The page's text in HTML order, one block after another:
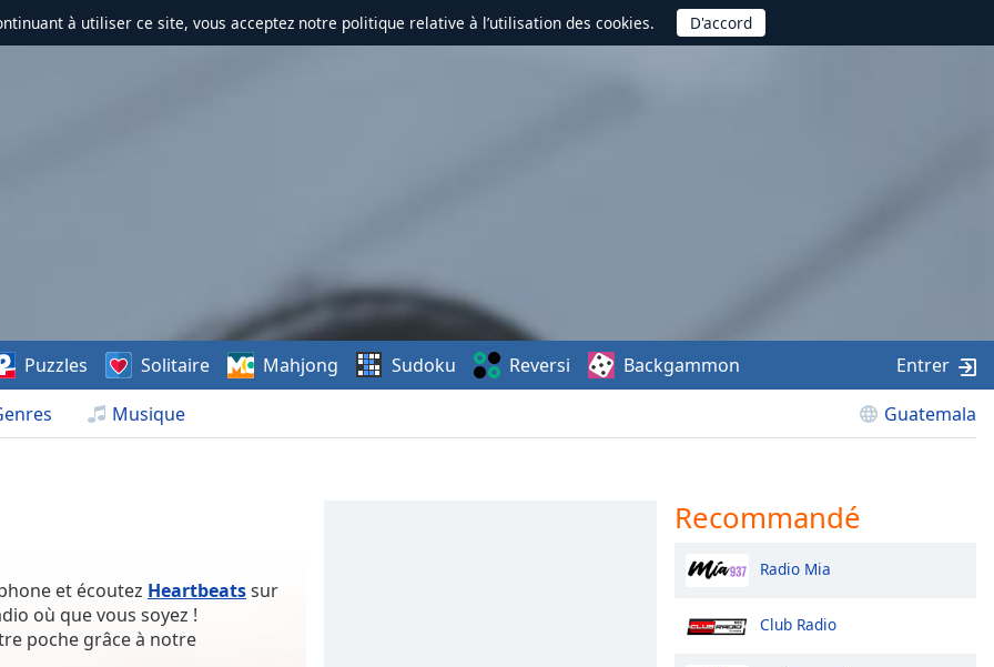
à utiliser ce site, vous acceptez notre politique relative à l’utilisation des cookies.
Musique Guatemala
Puzzles Solitaire Mahjong Sudoku Reversi Backgammon Entrer
et écoutez Heartbeatssur
où que vous soyez !
poche grâce à notre
Recommandé
Radio Mia
Club Radio